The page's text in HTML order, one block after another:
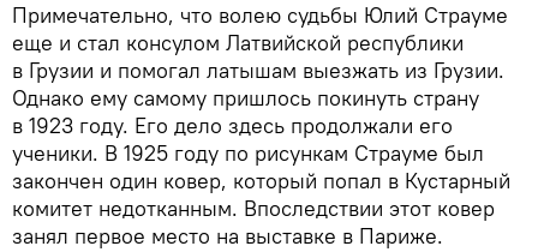
Примечательно, что волею судьбы Юлий Страуме
еще и стал консулом Латвийской республики
в Грузии и помогал латышам выезжать из Грузии.
Однако ему самому пришлось покинуть страну
в 1923 году. Его дело здесь продолжали его
ученики. В 1925 году по рисункам Страуме был
закончен один ковер, который попал в Кустарный
комитет недотканным. Впоследствии этот ковер
занял первое место на выставке в Париже.